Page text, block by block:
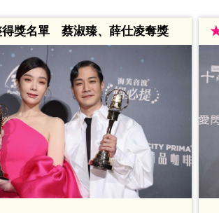
得獎名單 蔡淑臻、薛仕凌奪獎